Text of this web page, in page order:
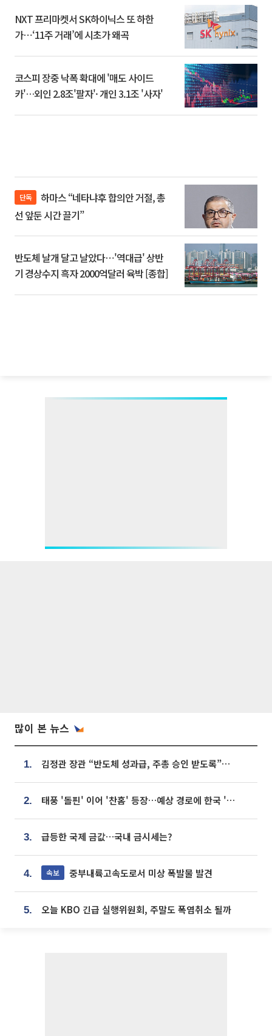
NXT 프리마켓서 SK하이닉스 또 하한
가⋯‘11주 거래’에 시초가 왜곡
코스피 장중 낙폭 확대에 '매도 사이드
카'…외인 2.8조'팔자'· 개인 3.1조 '사자'
단독
선 앞둔 시간 끌기”
반도체 날개 달고 날았다⋯'역대급' 상반
기 경상수지 흑자 2000억달러 육박 [종합]
많이 본 뉴스
1. 김정관 장관 “반도체 성과급, 주총 승인 받도록”…상법·자본시장법 개정 시사
2. 태풍 '돌핀' 이어 '찬홈' 등장…예상 경로에 한국 '한숨'
3. 급등한 국제 금값…국내 금시세는?
4. 속보 중부내륙고속도로서 미상 폭발물 발견
5. 오늘 KBO 긴급 실행위원회, 주말도 폭염취소 될까